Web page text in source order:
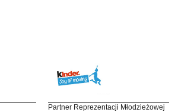
Partner Reprezentacji Młodzieżowej